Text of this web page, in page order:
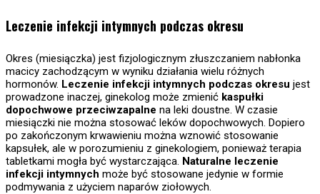
Leczenie infekcji intymnych podczas okresu
Okres (miesiączka) jest fizjologicznym złuszczaniem nabłonka
macicy zachodzącym w wyniku działania wielu różnych
hormonów. Leczenie infekcji intymnych podczas okresu jest
prowadzone inaczej, ginekolog może zmienić kaspułki
dopochwowe przeciwzapalne na leki doustne. W czasie
miesiączki nie można stosować leków dopochwowych. Dopiero
po zakończonym krwawieniu można wznowić stosowanie
kapsułek, ale w porozumieniu z ginekologiem, ponieważ terapia
tabletkami mogła być wystarczająca. Naturalne leczenie
infekcji intymnych może być stosowane jedynie w formie
podmywania z użyciem naparów ziołowych.